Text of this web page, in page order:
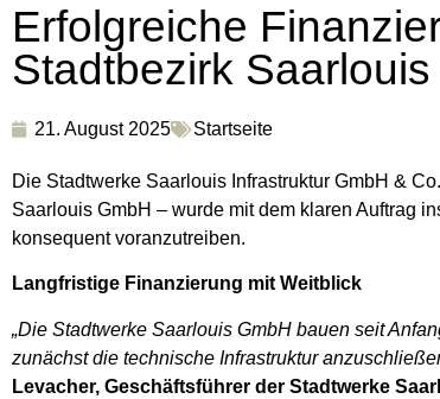
Erfolgreiche
Stadtbezirk Saarlouis
21. August 2025 Startseite
Die Stadtwerke Saarlouis Infrastruktur GmbH &
Saarlouis GmbH – wurde mit dem klaren Auftrag
konsequent voranzutreiben.
Langfristige Finanzierung mit Weitblick
„Die Stadtwerke Saarlouis GmbH bauen seit
zunächst die technische Infrastruktur
Levacher, Geschäftsführer der Stadtwerke